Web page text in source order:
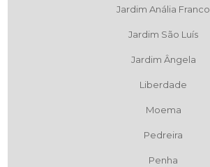
Jardim Anália Franco
Jardim São Luís
Jardim Ângela
Liberdade
Moema
Pedreira
Penha